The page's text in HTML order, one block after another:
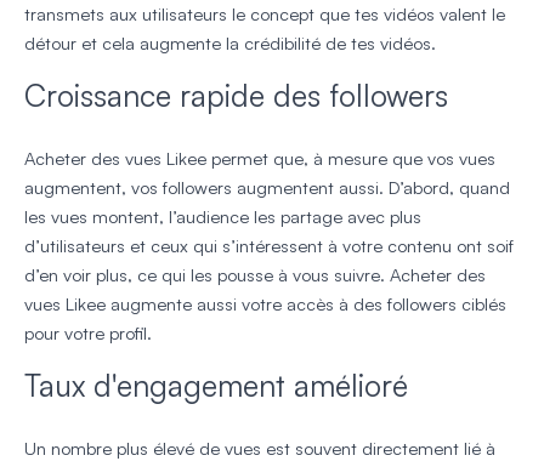
transmets aux utilisateurs le concept que tes vidéos valent le
détour et cela augmente la crédibilité de tes vidéos.
Croissance rapide des followers
Acheter des vues Likee permet que, à mesure que vos vues
augmentent, vos followers augmentent aussi. D’abord, quand
les vues montent, l’audience les partage avec plus
d’utilisateurs et ceux qui s’intéressent à votre contenu ont soif
d’en voir plus, ce qui les pousse à vous suivre. Acheter des
vues Likee augmente aussi votre accès à des followers ciblés
pour votre profil.
Taux d'engagement amélioré
Un nombre plus élevé de vues est souvent directement lié à